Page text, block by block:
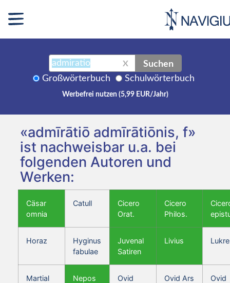
X Suchen
Großwörterbuch Schulwörterbuch
Werbefrei nutzen (5,99 EUR/Jahr)
«admīrātiō admīrātiōnis, f»
ist nachweisbar u.a. bei
folgenden Autoren und
Werken:
Cäsar
omnia
Catull
Cicero
Orat.
Cicero
Philos.
Horaz
Hyginus
fabulae
Juvenal
Satiren
Livius
Martial Nepos
Ovid
Ovid Ars
Ovid